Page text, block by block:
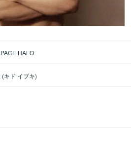
HALO
(キド イブキ)